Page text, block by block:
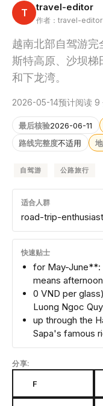
T travel-editor
作者：travel-editor
越南北部自驾游
斯特高原、沙坝梯
和下龙湾。
2026-05-14预计阅读 9
最后核验2026-06-11
路线完整度不适用
自驾游 公路旅行
适合人群
road-trip-
快速贴士
for May-June**:
means
0 VND per
Luong Ngoc
up through the
Sapa's famous
分享:
F